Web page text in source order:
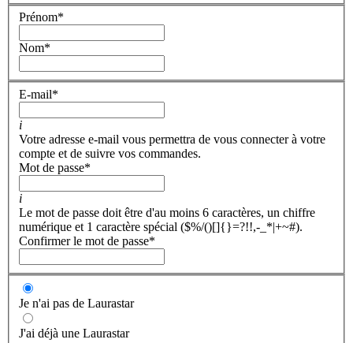
Prénom*
Nom*
E-mail*
i
Votre adresse e-mail vous permettra de vous connecter à votre
compte et de suivre vos commandes.
Mot de passe*
i
Le mot de passe doit être d'au moins 6 caractères, un chiffre
numérique et 1 caractère spécial ($%/()[]{}=?!!,-_*|+~#).
Confirmer le mot de passe*
Je n'ai pas de Laurastar
J'ai déjà une Laurastar